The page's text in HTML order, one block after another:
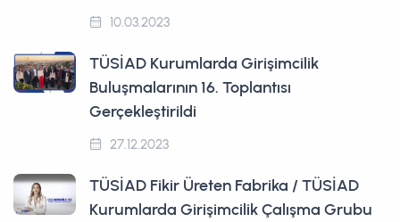
10.03.2023
TÜSİAD Kurumlarda Girişimcilik
Buluşmalarının 16. Toplantısı
Gerçekleştirildi
27.12.2023
TÜSİAD Fikir Üreten Fabrika / TÜSİAD
Kurumlarda Girişimcilik Çalışma Grubu